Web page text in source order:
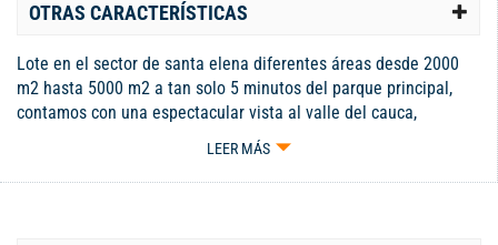
OTRAS CARACTERÍSTICAS
Lote en el sector de santa elena diferentes áreas desde 2000
m2 hasta 5000 m2 a tan solo 5 minutos del parque principal,
contamos con una espectacular vista al valle del cauca,
carreteras con buenas condiciones cerca al río
LEER MÁS